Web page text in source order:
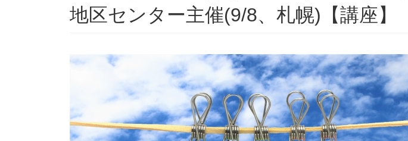
地区センター主催(9/8、札幌)【講座】